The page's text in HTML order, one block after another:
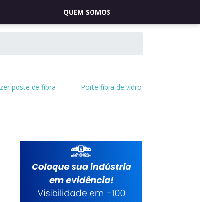
QUEM SOMOS
poste de fibra Porte fibra de vidro